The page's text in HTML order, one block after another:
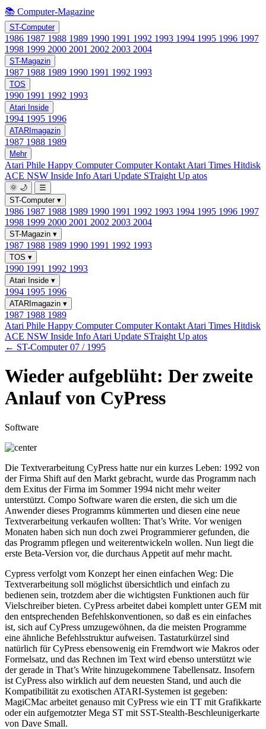
📚 Computer-Magazine
ST-Computer
1986 1987 1988 1989 1990 1991 1992 1993 1994 1995 1996 1997
1998 1999 2000 2001 2002 2003 2004
ST-Magazin
1987 1988 1989 1990 1991 1992 1993
TOS
1990 1991 1992 1993
Atari Inside
1994 1995 1996
ATARImagazin
1987 1988 1989
Mehr
Atari Phile Happy ComputerComputer Kontakt Atari Times Hitdisk
ACE NSW Inside Info Atari Update STraight Up atos
🌞 🌙
☰
ST-Computer ▾
1986 1987 1988 1989 1990 1991 1992 1993 1994 1995 1996 1997
1998 1999 2000 2001 2002 2003 2004
ST-Magazin ▾
1987 1988 1989 1990 1991 1992 1993
TOS ▾
1990 1991 1992 1993
Atari Inside ▾
1994 1995 1996
ATARImagazin ▾
1987 1988 1989
Atari Phile Happy ComputerComputer Kontakt Atari Times Hitdisk
ACE NSW Inside Info Atari Update STraight Up atos
← ST-Computer 07 / 1995
Wieder aufgeblüht: Der zweite
Anlauf von CyPress
Software
Die Textverarbeitung CyPress hatte nur ein kurzes Leben: 1992 von
der Firma Shift auf den Markt gebracht, wurde das Programm nach
dem Exitus der Firma im Sommer 1994 nicht mehr weiter
unterstützt. Compo Software waren die ersten, die sich um die
Anwender dieses Programms kümmerten und diesen eine neue
Textverarbeitung verkaufen wollten: That’s Write. Vor wenigen
Monaten haben sich nun doch zwei Programmierer gefunden, die
das Programm pflegen und weiterentwickeln wollen. Nun liegt die
erste Beta-Version vor, die durchaus Appetit auf mehr macht.
Cypress verfolgt vom Konzept her einen einfachen Weg: Die
Textverarbeitung soll möglichst übersichtlich und einfach zu
bedienen sein, trotzdem aber die wichtigsten Funktionen auch für
Vielschreiber bieten. CyPress arbeitet dabei komplett unter GEM mit
den entsprechenden Befehlskonventionen, so daß es ein einfaches
ist, sich auf CyPress umzugewöhnen, da die meisten Programme
eine ähnliche Befehlsstruktur aufweisen. Tastaturkürzel sind
natürlich für CyPress ebensowenig ein Fremdwort wie Makros oder
Formelsatz, und das Rechnen im Text wird ebenso unterstützt wie
der gerade in That’s Write hinzugekommene Tabellensatz. Insofern
ist CyPress also wirklich auf dem neuesten Stand, und auch die
Kompatibilität zu exotischen ATARI-Systemen ist gegeben:
MagiCMac arbeitet genauso mit CyPress wie ein TT mit Grafikkarte
oder ein aufgemotzter Mega ST mit SST-Stealth-Beschleunigerkarte
von Dave Small.